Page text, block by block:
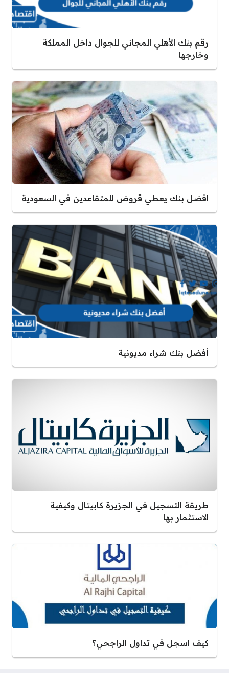
رقم بنك الأهلي المجاني للجوال داخل المملكة
وخارجها
افضل بنك يعطي قروض للمتقاعدين في السعودية
أفضل بنك شراء مديونية
طريقة التسجيل في الجزيرة كابيتال وكيفية
الاستثمار بها
كيف اسجل في تداول الراجحي؟